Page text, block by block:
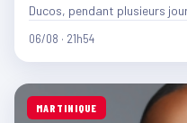
Ducos, pendant plusieurs
06/08 · 21h54
MARTINIQUE